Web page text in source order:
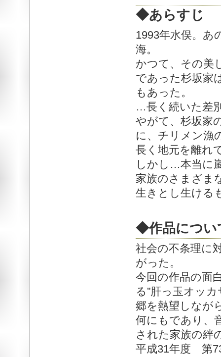
◆あらすじ
1993年水俣。あ
海。
かつて、その美
であった杉坂家
もあった。
…長く続いた差
やがて、杉坂家
に、チリメン漁
長く地元を離れ
しかし…本当に
家族のさまざま
生きとし生ける
◆作品につい
社会の不条理に
がった。
今回の作品の面
る”肝っ玉オッ
郷を熱望しなが
何にもであり、
された家族の絆
平成31年度 第